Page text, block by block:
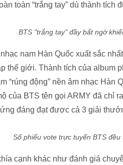
toàn “trắng tay” dù thành tích
BTS "trắng tay" đầy bất ngờ
nam Hàn Quốc xuất sắc
thế giới. Thành tích của album
“rúng động” nền âm nhạc
của BTS tên gọi ARMY đã chỉ
đáng đạt được cả 3 giải
Số phiếu vote trực tuyến BTS
cạnh khác như đánh giá